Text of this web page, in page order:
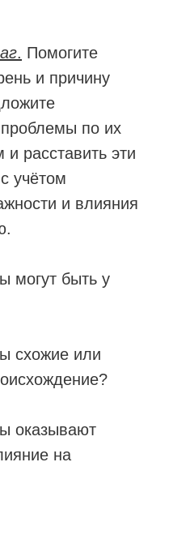
. Помогите
и причину
проблемы по их
расставить эти
учётом
и влияния
могут быть у
схожие или
оказывают
на